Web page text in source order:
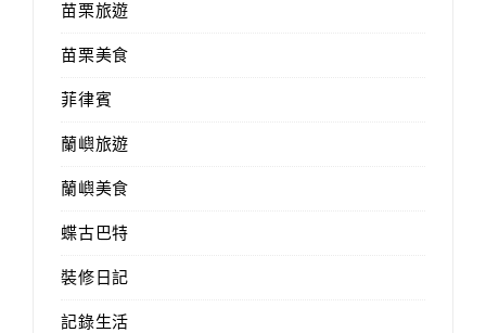
苗栗旅遊
苗栗美食
菲律賓
蘭嶼旅遊
蘭嶼美食
蝶古巴特
裝修日記
記錄生活